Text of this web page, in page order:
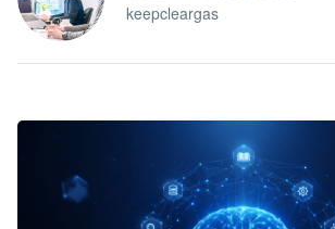
keepcleargas